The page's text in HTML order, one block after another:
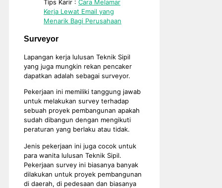
Tips Karir : Cara Melamar
Kerja Lewat Email yang
Menarik Bagi Perusahaan
Surveyor
Lapangan kerja lulusan Teknik Sipil
yang juga mungkin rekan pencaker
dapatkan adalah sebagai surveyor.
Pekerjaan ini memiliki tanggung jawab
untuk melakukan survey terhadap
sebuah proyek pembangunan apakah
sudah dibangun dengan mengikuti
peraturan yang berlaku atau tidak.
Jenis pekerjaan ini juga cocok untuk
para wanita lulusan Teknik Sipil.
Pekerjaan survey ini biasanya banyak
dilakukan untuk proyek pembangunan
di daerah, di pedesaan dan biasanya